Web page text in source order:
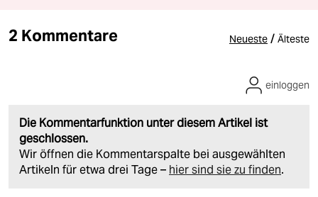
2 Kommentare Neueste / Älteste
Die Kommentarfunktion unter diesem Artikel ist
geschlossen.
Wir öffnen die Kommentarspalte bei ausgewählten
Artikeln für etwa drei Tage – hier sind sie zu finden.
einloggen